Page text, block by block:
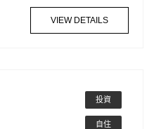
VIEW DETAILS
投資
自住